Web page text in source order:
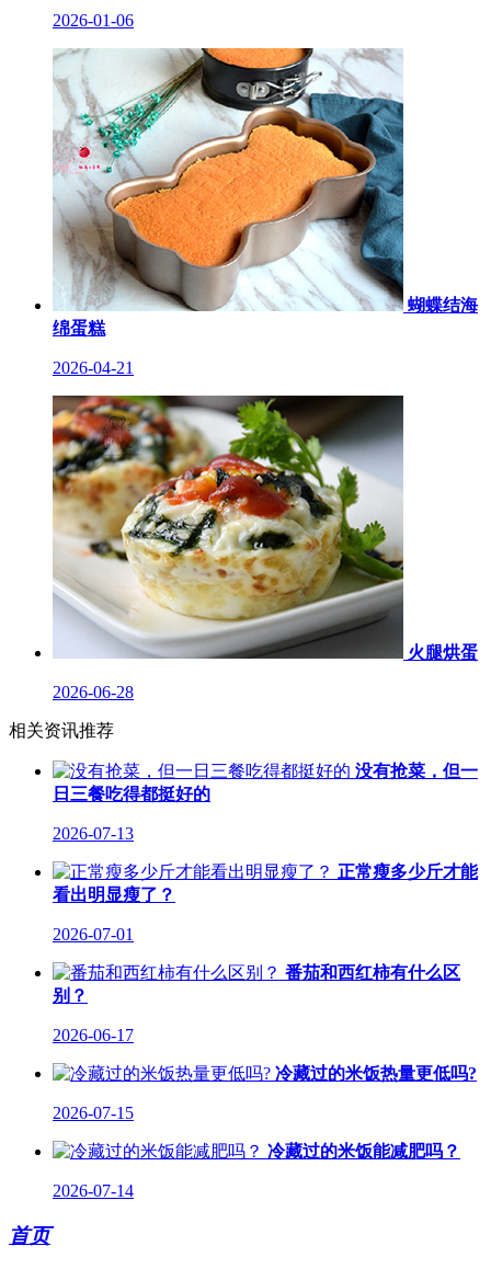
2026-01-06
蝴蝶结海
绵蛋糕
2026-04-21
火腿烘蛋
2026-06-28
相关资讯推荐
没有抢菜，但一
日三餐吃得都挺好的
2026-07-13
正常瘦多少斤才能
看出明显瘦了？
2026-07-01
番茄和西红柿有什么区
别？
2026-06-17
冷藏过的米饭热量更低吗?
2026-07-15
冷藏过的米饭能减肥吗？
2026-07-14
首页